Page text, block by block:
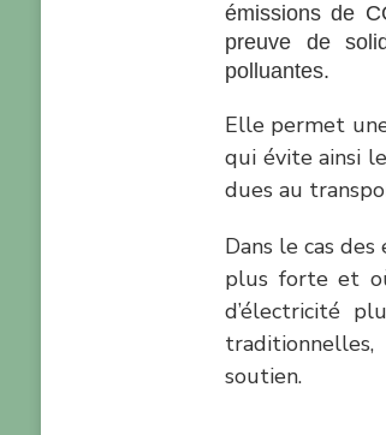
émissions de
preuve de
polluantes.
Elle permet
qui évite ainsi
dues au
Dans le cas
plus forte et
d’électricité
soutien.